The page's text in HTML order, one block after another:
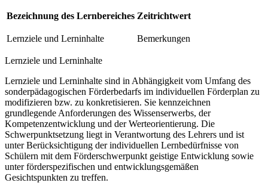
Bezeichnung des Lernbereiches Zeitrichtwert
Lernziele und Lerninhalte Bemerkungen
Lernziele und Lerninhalte
Lernziele und Lerninhalte sind in Abhängigkeit vom Umfang des
sonderpädagogischen Förderbedarfs im individuellen Förderplan zu
modifizieren bzw. zu konkretisieren. Sie kennzeichnen
grundlegende Anforderungen des Wissenserwerbs, der
Kompetenzentwicklung und der Werteorientierung. Die
Schwerpunktsetzung liegt in Verantwortung des Lehrers und ist
unter Berücksichtigung der individuellen Lernbedürfnisse von
Schülern mit dem Förderschwerpunkt geistige Entwicklung sowie
unter förderspezifischen und entwicklungsgemäßen
Gesichtspunkten zu treffen.